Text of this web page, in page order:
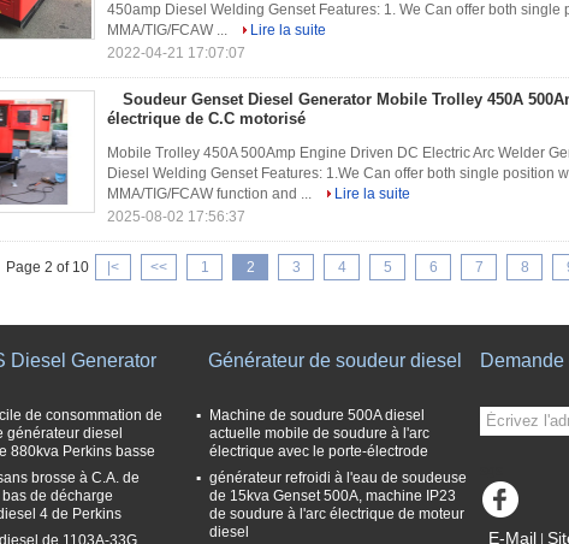
450amp Diesel Welding Genset Features: 1. We Can offer both single
MMA/TIG/FCAW ...
Lire la suite
2022-04-21 17:07:07
Soudeur Genset Diesel Generator Mobile Trolley 450A
électrique de C.C motorisé
Mobile Trolley 450A 500Amp Engine Driven DC Electric Arc Welder
Diesel Welding Genset Features: 1.We Can offer both single position
MMA/TIG/FCAW function and ...
Lire la suite
2025-08-02 17:56:37
Page 2 of 10 |< << 1 2 3 4 5 6 7 8
Diesel Generator
de consommation de
générateur diesel
880kva Perkins basse
brosse à C.A. de
de décharge
4 de Perkins
de 1103A-33G
Générateur de soudeur diesel
Machine de soudure 500A diesel
actuelle mobile de soudure à l'arc
électrique avec le porte-électrode
générateur refroidi à l'eau de soudeuse
de 15kva Genset 500A, machine IP23
de soudure à l'arc électrique de moteur
diesel
E-Mail